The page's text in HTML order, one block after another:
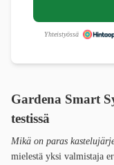
Yhteistyössä
Gardena Smart
testissä
Mikä on paras
mielestä yksi valmistaja